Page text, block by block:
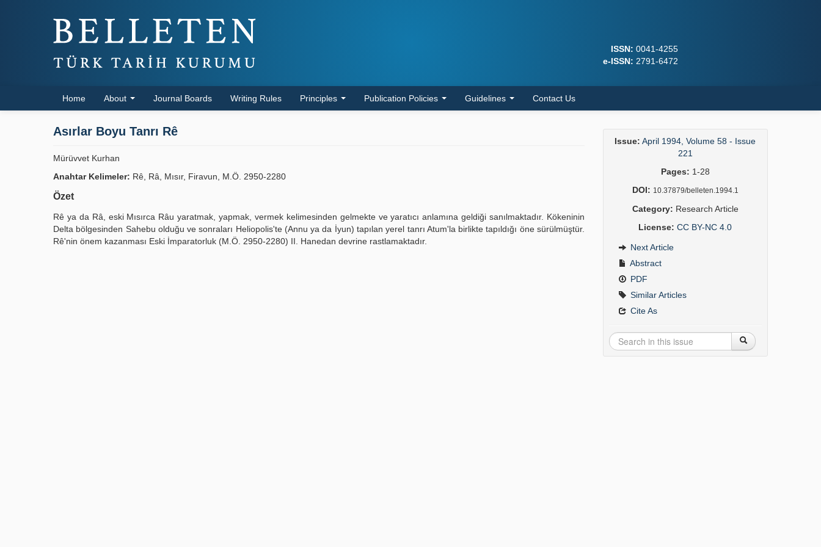
ISSN: 0041-4255
e-ISSN: 2791-6472
Home About Journal Boards Writing Rules Principles Publication Policies Guidelines Contact Us
Asırlar Boyu Tanrı Rê
Mürüvvet Kurhan
Anahtar Kelimeler: Rê, Râ, Mısır, Firavun, M.Ö. 2950-2280
Özet
Rê ya da Râ, eski Mısırca Râu yaratmak, yapmak, vermek kelimesinden gelmekte ve yaratıcı anlamına geldiği sanılmaktadır. Kökeninin
Delta bölgesinden Sahebu olduğu ve sonraları Heliopolis'te (Annu ya da İyun) tapılan yerel tanrı Atum'la birlikte tapıldığı öne sürülmüştür.
Rê'nin önem kazanması Eski İmparatorluk (M.Ö. 2950-2280) II. Hanedan devrine rastlamaktadır.
Issue: April 1994, Volume 58 - Issue
221
Pages: 1-28
DOI: 10.37879/belleten.1994.1
Category: Research Article
License: CC BY-NC 4.0
Next Article
Abstract
PDF
Similar Articles
Cite As